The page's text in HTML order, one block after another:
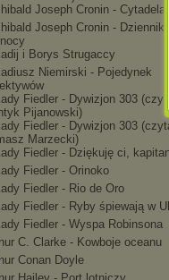
Joseph Cronin - Cytadela
Joseph Cronin - Dziennik
i Borys Strugaccy
Niemirski - Pojedynek
Fiedler - Dywizjon 303 (czyta
Pijanowski)
Fiedler - Dywizjon 303
Marzecki)
Fiedler - Dziękuję ci,
Fiedler - Orinoko
Fiedler - Rio de Oro
Fiedler - Ryby śpiewają w
Fiedler - Wyspa Robinsona
C. Clarke - Kowboje oceanu
Conan Doyle